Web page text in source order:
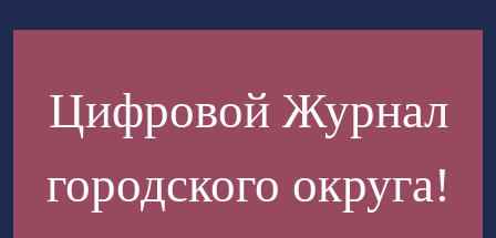
Цифровой Журнал
городского округа!